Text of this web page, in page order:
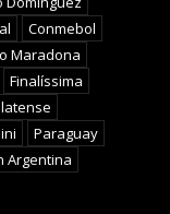
Conmebol
Maradona
Finalíssima
Paraguay
Argentina